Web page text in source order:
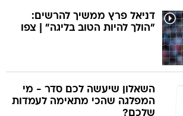
דניאל פרץ ממשיך להרשים:
"הולך להיות הטוב בליגה" | צפו
השאלון שיעשה לכם סדר - מי
המפלגה שהכי מתאימה לעמדות
שלכם?